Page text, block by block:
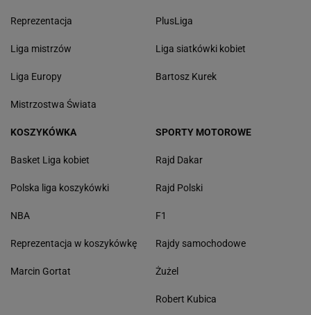
Reprezentacja
Liga mistrzów
Liga Europy
Mistrzostwa Świata
PlusLiga
Liga siatkówki kobiet
Bartosz Kurek
KOSZYKÓWKA
Basket Liga kobiet
Polska liga koszykówki
NBA
Reprezentacja w koszykówkę
Marcin Gortat
SPORTY MOTOROWE
Rajd Dakar
Rajd Polski
F1
Rajdy samochodowe
Żużel
Robert Kubica